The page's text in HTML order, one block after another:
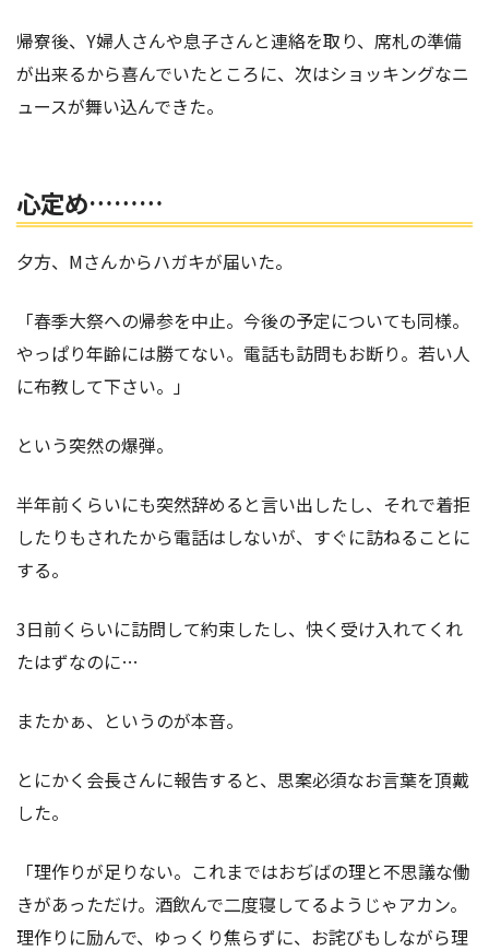
帰寮後、Y婦人さんや息子さんと連絡を取り、席札の準備
が出来るから喜んでいたところに、次はショッキングなニ
ュースが舞い込んできた。
心定め………
夕方、Mさんからハガキが届いた。
「春季大祭への帰参を中止。今後の予定についても同様。
やっぱり年齢には勝てない。電話も訪問もお断り。若い人
に布教して下さい。」
という突然の爆弾。
半年前くらいにも突然辞めると言い出したし、それで着拒
したりもされたから電話はしないが、すぐに訪ねることに
する。
3日前くらいに訪問して約束したし、快く受け入れてくれ
たはずなのに…
またかぁ、というのが本音。
とにかく会長さんに報告すると、思案必須なお言葉を頂戴
した。
「理作りが足りない。これまではおぢばの理と不思議な働
きがあっただけ。酒飲んで二度寝してるようじゃアカン。
理作りに励んで、ゆっくり焦らずに、お詫びもしながら理